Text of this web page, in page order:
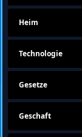
Heim
Technologie
Gesetze
Geschaft